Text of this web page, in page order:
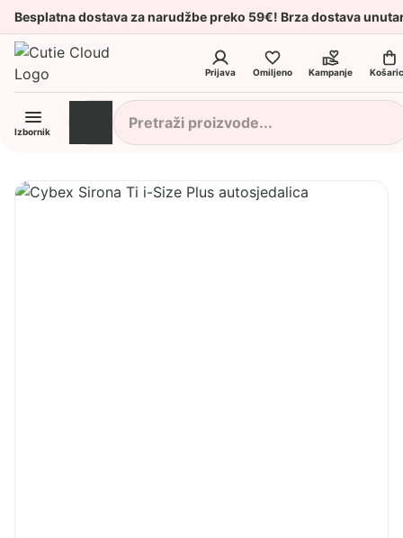
Besplatna dostava za narudžbe preko 59€! Brza dostava
Prijava Omiljeno Kampanje
Izbornik